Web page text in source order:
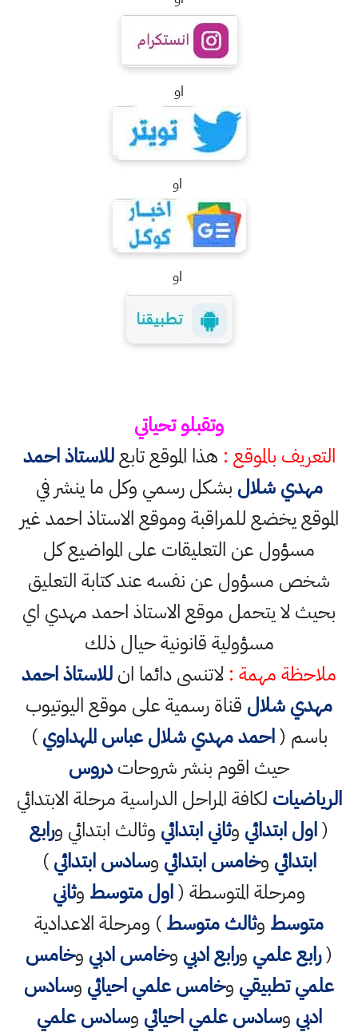
وتقبلو تحياتي
بالموقع :هذا الموقع تابعللاستاذ احمد
مهدي شلالبشكل رسمي وكل ما ينشر في
يخضع للمراقبة وموقع الاستاذ احمد غير
مسؤول عن التعليقات على المواضيع كل
مسؤول عن نفسه عند كتابة التعليق
لا يتحمل موقع الاستاذ احمد مهدي اي
مسؤولية قانونية حيال ذلك
مهمة :لاتنسى دائما انللاستاذ احمد
شلالقناة رسمية على موقع اليوتيوب
باسم (احمد مهدي شلال عباس المهداوي)
حيث اقوم بنشر شروحاتدروس
لكافة المراحل الدراسية مرحلة الابتدائي
اول ابتدائيوثاني ابتدائيوثالث ابتدائي ورابع
ابتدائيوخامس ابتدائيوسادس ابتدائي)
ومرحلة المتوسطة (اول متوسطوثاني
متوسطوثالث متوسط) ومرحلة الاعدادية
رابع علميورابع ادبيوخامس ادبيوخامس
تطبيقيوخامس علمي احيائيوسادس
وسادس علمي احيائيوسادس علمي